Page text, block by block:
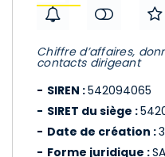
Chiffre d’affaires,
contacts dirigeant
SIREN :542094065
SIRET du siège :
Date de création :
Forme juridique :